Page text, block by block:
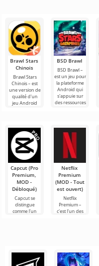
Brawl Stars
Chinois
Brawl Stars
Chinois – est
une version de
qualité d'un
jeu Android
BSD Brawl
BSD Brawl –
est un jeu pour
la plateforme
Android qui
s'appuie sur
des ressources
Capcut (Pro
Premium,
MOD -
Débloqué)
Capcut se
distingue
comme l'un
Netflix
Premium
(MOD - Tout
est ouvert)
Netflix
Premium –
c'est l'un des